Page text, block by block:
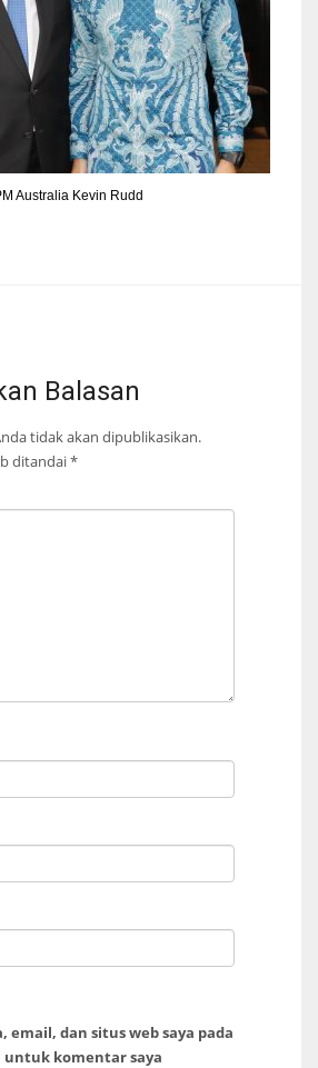
Australia Kevin Rudd
Balasan
tidak akan dipublikasikan.
ditandai*
email, dan situs web saya pada
untuk komentar saya